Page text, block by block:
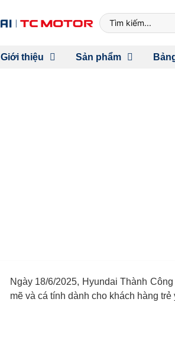
Giới thiệu Sản phẩm
Ngày 18/6/2025, Hyundai Thành
mẽ và cá tính dành cho khách hàng